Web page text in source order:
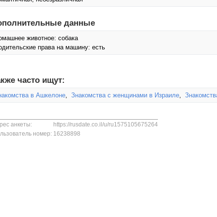
данные
животное: собака
права на машину: есть
часто ищут:
в Ашкелоне, Знакомства с женщинами в Израиле,
анкеты:
https://rusdate.co.il/u/ru1575105675264
номер: 16238898